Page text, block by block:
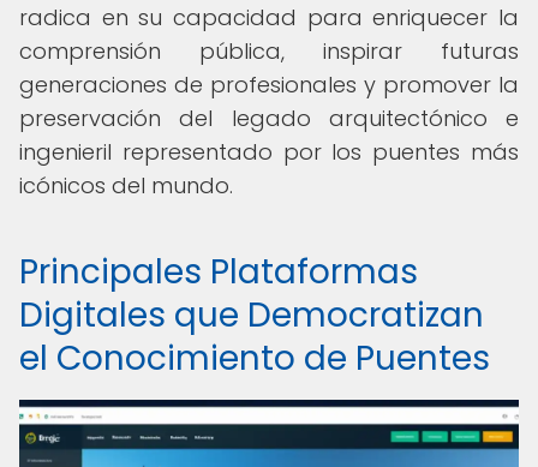
radica en su capacidad para enriquecer la
comprensión pública, inspirar futuras
generaciones de profesionales y promover la
preservación del legado arquitectónico e
ingenieril representado por los puentes más
icónicos del mundo.
Principales Plataformas
Digitales que Democratizan
el Conocimiento de Puentes